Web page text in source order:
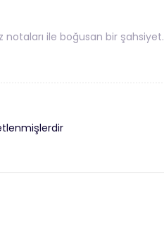
ile boğusan bir şahsiyet.